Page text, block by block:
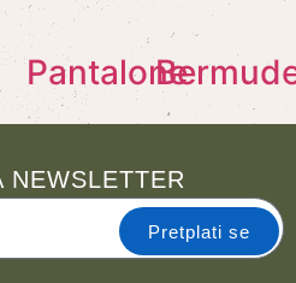
Pantalone
NEWSLETTER
Pretplati se